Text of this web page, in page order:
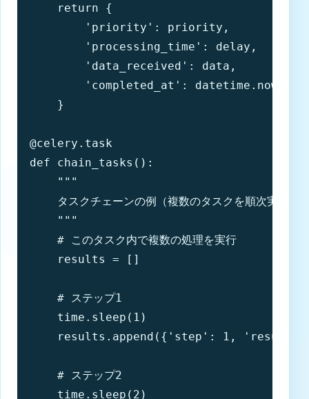
    return {
        'priority': priority,
        'processing_time': delay,
        'data_received': data,
'completed_at':
    }
@celery.task
def chain_tasks():
    """
    タスクチェーンの例（複数のタスクを順次実行）
    """
    # このタスク内で複数の処理を実行
    results = []
    # ステップ1
    time.sleep(1)
results.append({'step': 1, 'result':
    # ステップ2
    time.sleep(2)